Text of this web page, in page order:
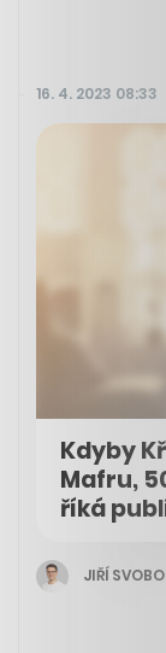
16. 4. 2023 08:33
Kdyby
Mafru,
říká
JIŘÍ